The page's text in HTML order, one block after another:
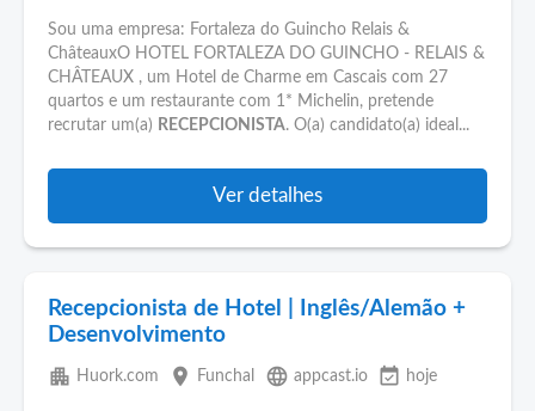
Sou uma empresa: Fortaleza do Guincho Relais &
ChâteauxO HOTEL FORTALEZA DO GUINCHO - RELAIS &
CHÂTEAUX , um Hotel de Charme em Cascais com 27
quartos e um restaurante com 1* Michelin, pretende
recrutar um(a) RECEPCIONISTA. O(a) candidato(a) ideal...
Ver detalhes
Recepcionista de Hotel | Inglês/Alemão +
Desenvolvimento
apartment Huork.com place Funchal language appcast.io event_available hoje